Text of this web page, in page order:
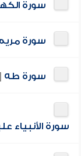
سورة
سورة
سورة طه
سورة الأنبياء